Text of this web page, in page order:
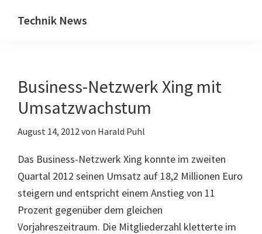
Inhalt
Seitenspalte
Technik News
IT,
Mobilfunk
Internet
Business-Netzwerk Xing mit
Umsatzwachstum
August 14, 2012von Harald Puhl
Das Business-Netzwerk Xing konnte im zweiten
Quartal 2012 seinen Umsatz auf 18,2 Millionen Euro
steigern und entspricht einem Anstieg von 11
Prozent gegenüber dem gleichen
Vorjahreszeitraum. Die Mitgliederzahl kletterte im